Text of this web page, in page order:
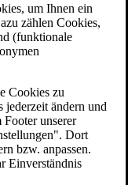
um Ihnen ein
zählen Cookies,
(funktionale
Cookies zu
jederzeit ändern und
unserer
Dort
bzw. anpassen.
Einverständnis